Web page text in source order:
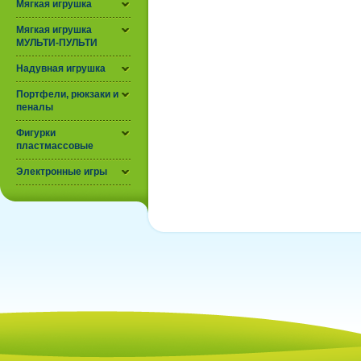
Мягкая игрушка
Мягкая игрушка
МУЛЬТИ-ПУЛЬТИ
Надувная игрушка
Портфели, рюкзаки и
пеналы
Фигурки
пластмассовые
Электронные игры